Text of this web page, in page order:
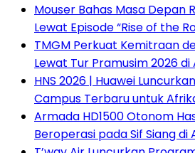
Mouser Bahas Masa Depan
Lewat Episode “Rise of the
TMGM Perkuat Kemitraan
Lewat Tur Pramusim 2026 di
HNS 2026 | Huawei
Campus Terbaru untuk
Armada HD1500 Otonom
Beroperasi pada Sif Siang di